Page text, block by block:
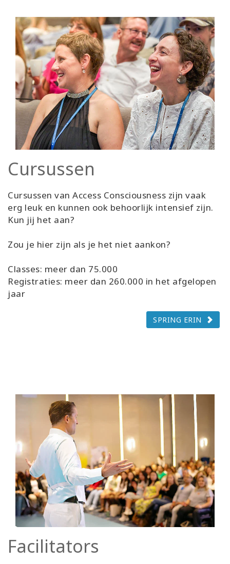
Cursussen
Cursussen van Access Consciousness zijn vaak
erg leuk en kunnen ook behoorlijk intensief zijn.
Kun jij het aan?
Zou je hier zijn als je het niet aankon?
Classes: meer dan 75.000
Registraties: meer dan 260.000 in het afgelopen
jaar
SPRING ERIN
Facilitators